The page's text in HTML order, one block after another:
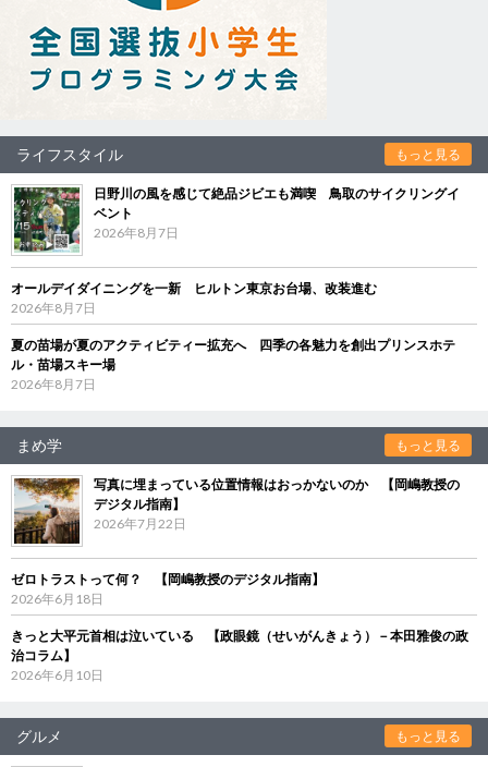
ライフスタイル もっと見る
日野川の風を感じて絶品ジビエも満喫 鳥取のサイクリングイ
ベント
2026年8月7日
オールデイダイニングを一新 ヒルトン東京お台場、改装進む
2026年8月7日
夏の苗場が夏のアクティビティー拡充へ 四季の各魅力を創出プリンスホテ
ル・苗場スキー場
2026年8月7日
まめ学 もっと見る
写真に埋まっている位置情報はおっかないのか 【岡嶋教授の
デジタル指南】
2026年7月22日
ゼロトラストって何？ 【岡嶋教授のデジタル指南】
2026年6月18日
きっと大平元首相は泣いている 【政眼鏡（せいがんきょう）－本田雅俊の政
治コラム】
2026年6月10日
グルメ もっと見る